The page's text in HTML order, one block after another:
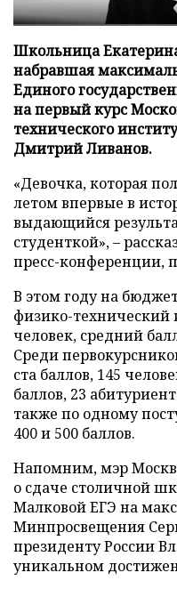
Школьница
набравшая
Единого
на первый курс
технического
Дмитрий Ливанов.
«Девочка, которая
летом впервые в
выдающийся
студенткой», –
пресс-конференции,
В этом году на
физико-технический
человек, средний
Среди
ста баллов, 145
баллов, 23
также по одному
400 и 500 баллов.
Напомним, мэр
о сдаче столичной
Малковой ЕГЭ на
Минпросвещения
президенту России
уникальном